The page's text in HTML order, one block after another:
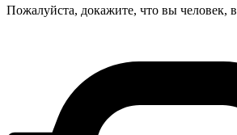
Пожалуйста, докажите, что вы человек,